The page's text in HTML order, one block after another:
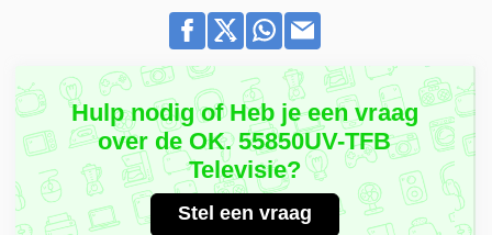
Hulp nodig of Heb je een vraag
over de OK. 55850UV-TFB
Televisie?
Stel een vraag